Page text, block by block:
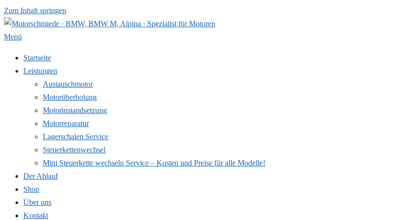
Zum Inhalt springen
Menü
Startseite
Leistungen
Austauschmotor
Motorüberholung
Motorinstandsetzung
Motorreparatur
Lagerschalen Service
Steuerkettenwechsel
Mini Steuer­kette wechseln Service – Kosten und Preise für alle Modelle!
Der Ablauf
Shop
Über uns
Kontakt